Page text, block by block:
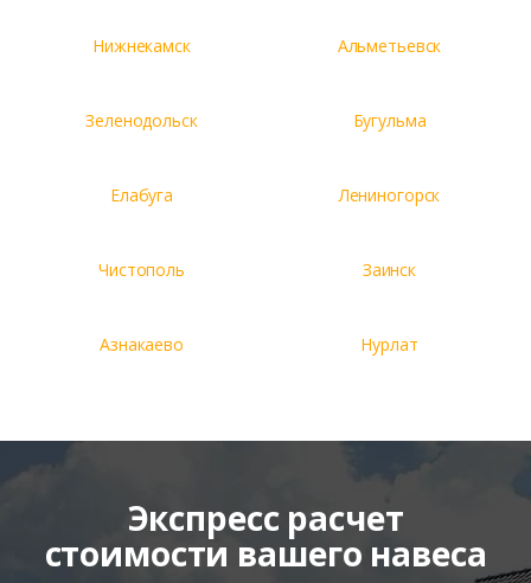
Нижнекамск Альметьевск
Зеленодольск Бугульма
Елабуга Лениногорск
Чистополь Заинск
Азнакаево Нурлат
Экспресс расчет
стоимости вашего навеса